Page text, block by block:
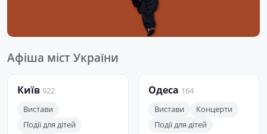
Афіша міст України
Київ 922
Вистави
Події для дітей
Одеса 164
Вистави
Концерти
Події для дітей